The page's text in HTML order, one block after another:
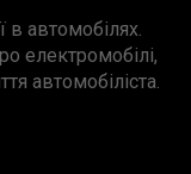
в автомобілях.
електромобілі,
автомобіліста.